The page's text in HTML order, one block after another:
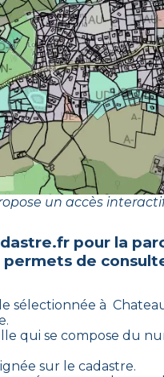
un accès
pour la
permets de
sélectionnée à
qui se compose du
sur le cadastre.